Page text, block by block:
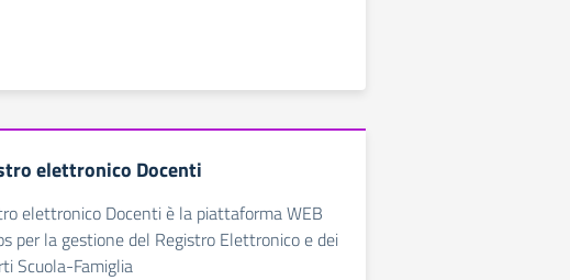
elettronico Docenti
elettronico Docenti è la piattaforma WEB
per la gestione del Registro Elettronico e dei
Scuola-Famiglia